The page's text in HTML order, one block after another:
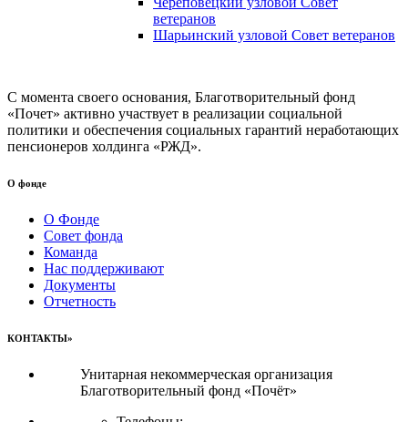
ветеранов
Шарьинский узловой Совет ветеранов
С момента своего основания, Благотворительный фонд
«Почет» активно участвует в реализации социальной
политики и обеспечения социальных гарантий неработающих
пенсионеров холдинга «РЖД».
О фонде
О Фонде
Совет фонда
Команда
Нас поддерживают
Документы
Отчетность
КОНТАКТЫ»
Унитарная некоммерческая организация
Благотворительный фонд «Почёт»